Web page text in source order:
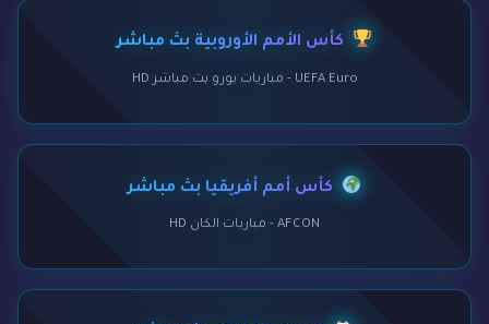
كأس الأمم الأوروبية بث مباشر
UEFA Euro - مباريات يورو بث مباشر HD
كأس أمم أفريقيا بث مباشر
AFCON - مباريات الكان HD